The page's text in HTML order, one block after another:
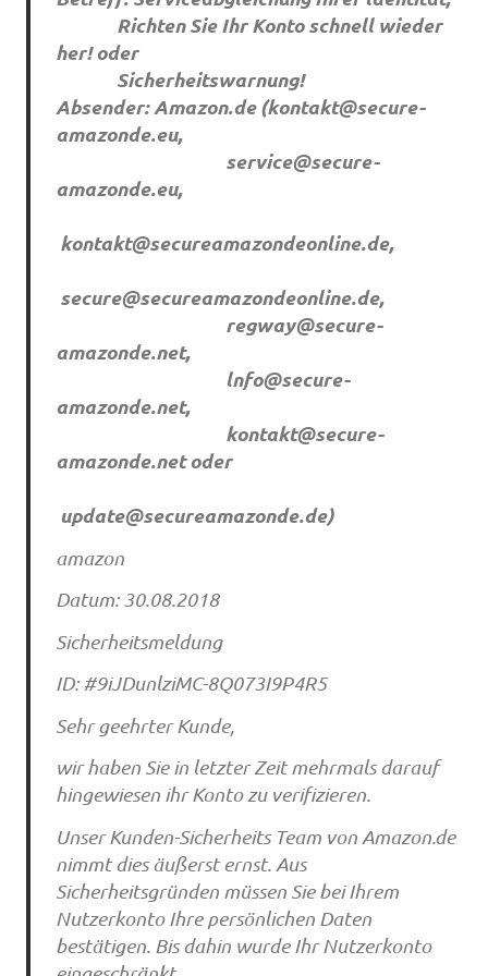
Richten Sie Ihr Konto schnell wieder
her! oder
Sicherheitswarnung!
Absender: Amazon.de (kontakt@secure-
amazonde.eu,
service@secure-
amazonde.eu,
kontakt@secureamazondeonline.de,
secure@secureamazondeonline.de,
regway@secure-
amazonde.net,
lnfo@secure-
amazonde.net,
kontakt@secure-
amazonde.netoder
update@secureamazonde.de)
amazon
Datum: 30.08.2018
Sicherheitsmeldung
ID: #9iJDunlziMC-8Q073I9P4R5
Sehr geehrter Kunde,
wir haben Sie in letzter Zeit mehrmals darauf
hingewiesen ihr Konto zu verifizieren.
Unser Kunden-Sicherheits Team von Amazon.de
nimmt dies äußerst ernst. Aus
Sicherheitsgründen müssen Sie bei Ihrem
Nutzerkonto Ihre persönlichen Daten
bestätigen. Bis dahin wurde Ihr Nutzerkonto